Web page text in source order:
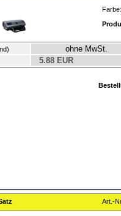
Farbe:
ohne MwSt.
5.88 EUR
Art.-